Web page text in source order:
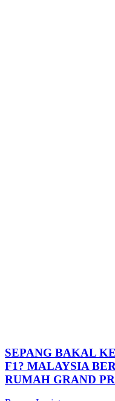
SEPANG BAKAL
F1? MALAYSIA
RUMAH GRAND